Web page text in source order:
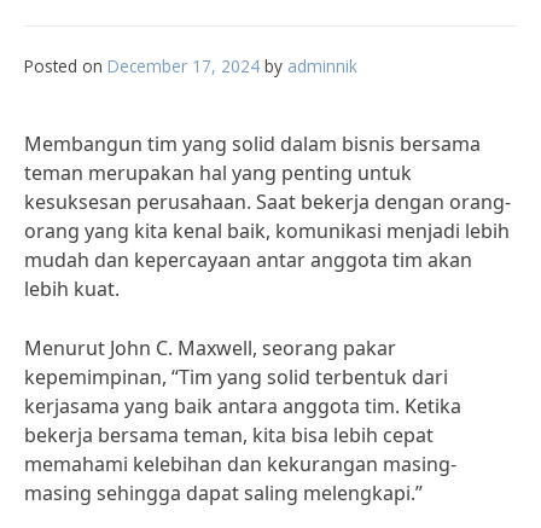
Posted on December 17, 2024 by adminnik
Membangun tim yang solid dalam bisnis bersama
teman merupakan hal yang penting untuk
kesuksesan perusahaan. Saat bekerja dengan orang-
orang yang kita kenal baik, komunikasi menjadi lebih
mudah dan kepercayaan antar anggota tim akan
lebih kuat.
Menurut John C. Maxwell, seorang pakar
kepemimpinan, “Tim yang solid terbentuk dari
kerjasama yang baik antara anggota tim. Ketika
bekerja bersama teman, kita bisa lebih cepat
memahami kelebihan dan kekurangan masing-
masing sehingga dapat saling melengkapi.”